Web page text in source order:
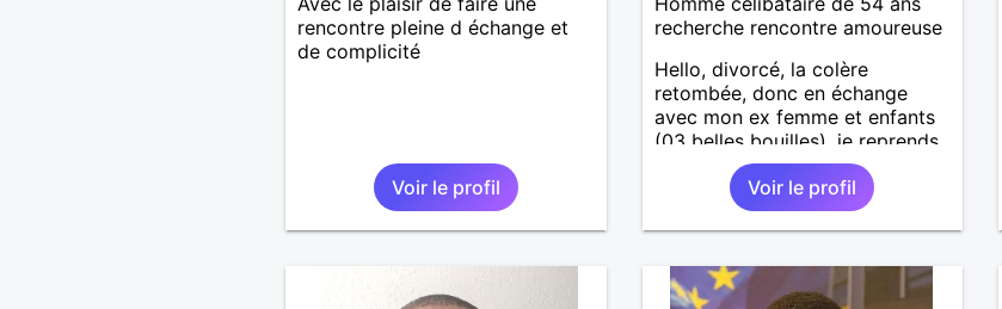
rencontre pleine d échange et
de complicité
Voir le profil
recherche rencontre amoureuse
Hello, divorcé, la colère
retombée, donc en échange
avec mon ex femme et enfants
(03 belles bouilles), je reprends
confiance et souhaite
reconstruire une belle aventure,
belle journée, antho
Voir le profil